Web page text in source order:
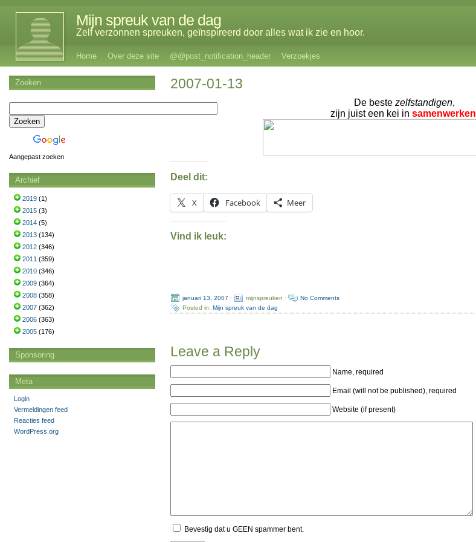
Mijn spreuk van de dag
Zelf verzonnen spreuken, geïnspireerd door alles wat ik zie en hoor.
Home Over deze site @@post_notification_header Verzoekjes
2007-01-13
De bestezelfstandigen,
zijn juist een kei insamenwerken
Deel dit:
X Facebook Meer
Vind ik leuk:
januari 13, 2007 · mijnspreuken ·
No Comments
Posted in:Mijn spreuk van de dag
Leave a Reply
Name, required
Email (will not be published), required
Website (if present)
Bevestig dat u GEEN spammer bent.
Zoeken
Aangepast zoeken
Archief
2019 (1)
2015 (3)
2014 (5)
2013 (134)
2012 (346)
2011 (359)
2010 (346)
2009 (364)
2008 (358)
2007 (362)
2006 (363)
2005 (176)
Sponsoring
Meta
Login
Vermeldingen feed
Reacties feed
WordPress.org